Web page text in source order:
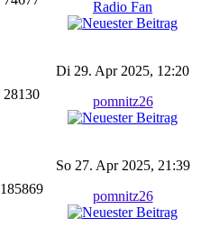
Radio Fan
28130
Di 29. Apr 2025, 12:20
pomnitz26
185869
So 27. Apr 2025, 21:39
pomnitz26